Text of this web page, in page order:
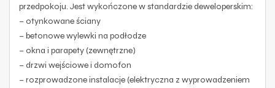
przedpokoju. Jest wykończone w standardzie deweloperskim:
– otynkowane ściany
– betonowe wylewki na podłodze
– okna i parapety (zewnętrzne)
– drzwi wejściowe i domofon
– rozprowadzone instalacje (elektryczna z wyprowadzeniem